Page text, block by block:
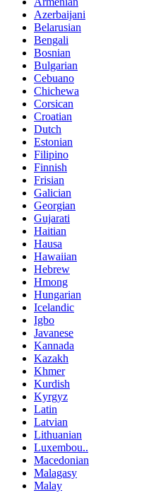
Azerbaijani
Belarusian
Bengali
Bosnian
Bulgarian
Cebuano
Chichewa
Corsican
Croatian
Dutch
Estonian
Filipino
Finnish
Frisian
Galician
Georgian
Gujarati
Haitian
Hausa
Hawaiian
Hebrew
Hmong
Hungarian
Icelandic
Igbo
Javanese
Kannada
Kazakh
Khmer
Kurdish
Kyrgyz
Latin
Latvian
Lithuanian
Luxembou..
Macedonian
Malagasy
Malay